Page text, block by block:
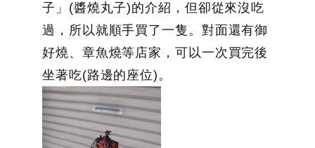
子」(醬燒丸子)的介紹，但卻從來沒吃
過，所以就順手買了一隻。對面還有御
好燒、章魚燒等店家，可以一次買完後
坐著吃(路邊的座位)。